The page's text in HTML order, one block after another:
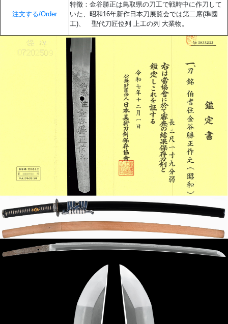
注文する/Order
特徴：金谷勝正は鳥取県の刀工で戦時中に作刀して
いた、昭和16年新作日本刀展覧会では第二席(準國
工)、 聖代刀匠位列 上工の列 大業物。